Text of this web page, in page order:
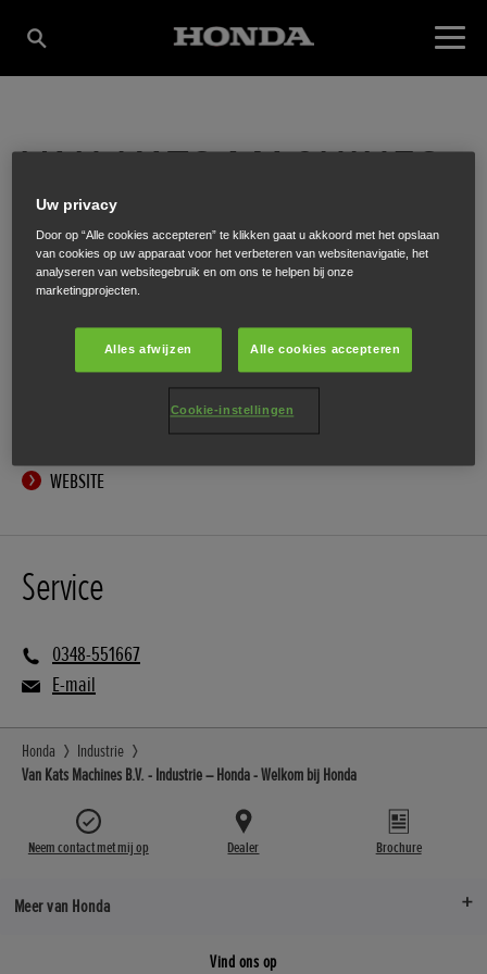
VAN KATS MACHINES
B.V.
Mobilisatieweg 73,Lopik,3411 MW
WEBSITE
Service
0348-551667
E-mail
Honda
Industrie
Van Kats Machines B.V. - Industrie – Honda - Welkom bij Honda
Neem contact met mij op Dealer Brochure
Meer van Honda
Vind ons op
Uw privacy
Door op “Alle cookies accepteren” te klikken gaat u akkoord met het opslaan
van cookies op uw apparaat voor het verbeteren van websitenavigatie, het
analyseren van websitegebruik en om ons te helpen bij onze
marketingprojecten.
Alles afwijzen Alle cookies accepteren
Cookie-instellingen